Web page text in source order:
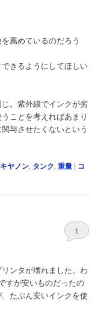
薦めているのだろう
きるようにしてほしい
。紫外線でインクが劣
ことを考えればあまり
与させたくないという
キヤノン, タンク,重量 | コ
1
ンタが壊れました。わ
すが安いものだったの
たぶん安いインクを使